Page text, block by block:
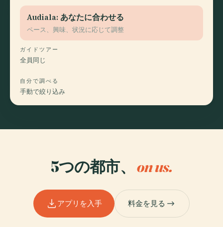
Audiala: あなたに合わせる
ペース、興味、状況に応じて調整
ガイドツアー
全員同じ
自分で調べる
手動で絞り込み
5つの都市、on us.
アプリを入手 料金を見る